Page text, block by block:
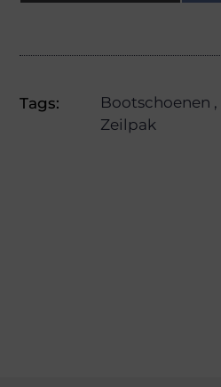
Tags: Bootschoenen ,
Zeilpak